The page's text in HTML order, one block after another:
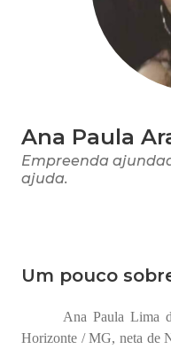
Ana Paula
Empreenda
ajuda.
Um pouco
Ana Paula Lima
Horizonte / MG, neta de